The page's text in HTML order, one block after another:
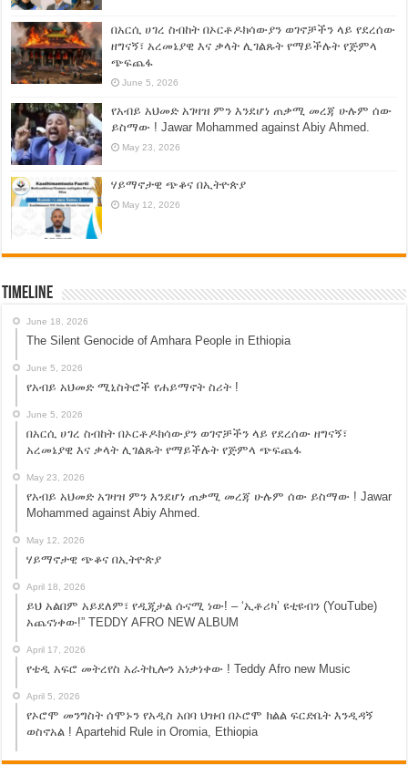
በአርሲ ሀገረ ስብከት በኦርቶዶክሳውያን ወገኖቻችን ላይ የደረሰው
ዘግናኝ፣ አረመኔያዊ እና ቃላት ሊገልጹት የማይችሉት የጅምላ
ጭፍጨፋ
June 5, 2026
የአብይ አህመድ አገዛዝ ምን እንደሆነ ጠቃሚ መረጃ ሁሉም ሰው
ይስማው ! Jawar Mohammed against Abiy Ahmed.
May 23, 2026
ሃይማኖታዊ ጭቆና በኢትዮጵያ
May 12, 2026
Timeline
June 18, 2026
The Silent Genocide of Amhara People in Ethiopia
June 5, 2026
የአብይ አህመድ ሚኒስትሮች የሐይማኖት ስሪት !
June 5, 2026
በአርሲ ሀገረ ስብከት በኦርቶዶክሳውያን ወገኖቻችን ላይ የደረሰው ዘግናኝ፣
አረመኔያዊ እና ቃላት ሊገልጹት የማይችሉት የጅምላ ጭፍጨፋ
May 23, 2026
የአብይ አህመድ አገዛዝ ምን እንደሆነ ጠቃሚ መረጃ ሁሉም ሰው ይስማው ! Jawar
Mohammed against Abiy Ahmed.
May 12, 2026
ሃይማኖታዊ ጭቆና በኢትዮጵያ
April 18, 2026
ይህ አልበም አይደለም፣ የዲጂታል ሱናሚ ነው! – ‘ኢቶሪካ’ ዩቲዩብን (YouTube)
አጨናነቀው!” TEDDY AFRO NEW ALBUM
April 17, 2026
የቴዲ አፍሮ መትረየስ አራትኪሎን አነቃነቀው ! Teddy Afro new Music
April 5, 2026
የኦሮሞ መንግስት ሰሞኑን የአዲስ አበባ ህዝብ በኦሮሞ ክልል ፍርድቤት እንዲዳኝ
ወስኖአል ! Apartehid Rule in Oromia, Ethiopia